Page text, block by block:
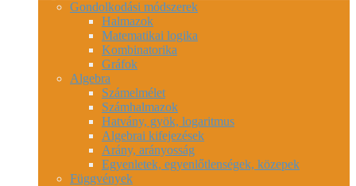
Gondolkodási módszerek
Halmazok
Matematikai logika
Kombinatorika
Gráfok
Algebra
Számelmélet
Számhalmazok
Hatvány, gyök, logaritmus
Algebrai kifejezések
Arány, arányosság
Egyenletek, egyenlőtlenségek, közepek
Függvények